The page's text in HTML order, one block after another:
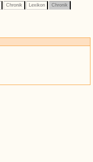
Chronik Lexikon Chronik